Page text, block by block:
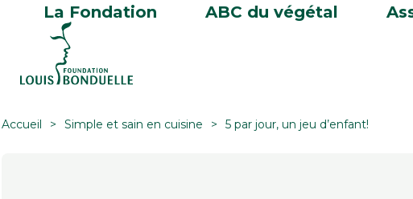
La Fondation ABC du végétal
Accueil Simple et sain en cuisine 5 par jour, un jeu d’enfant!